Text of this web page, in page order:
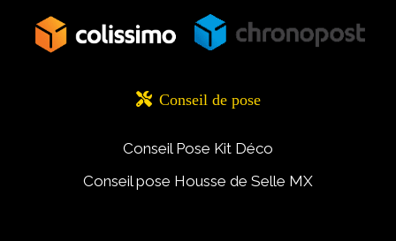
 Conseil de pose
Conseil Pose Kit Déco
Conseil pose Housse de Selle MX